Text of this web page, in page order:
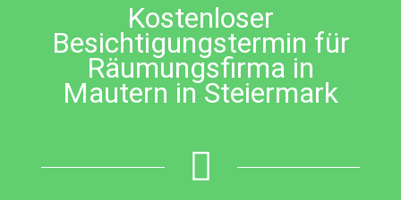
Kostenloser
Besichtigungstermin für
Räumungsfirma in
Mautern in Steiermark